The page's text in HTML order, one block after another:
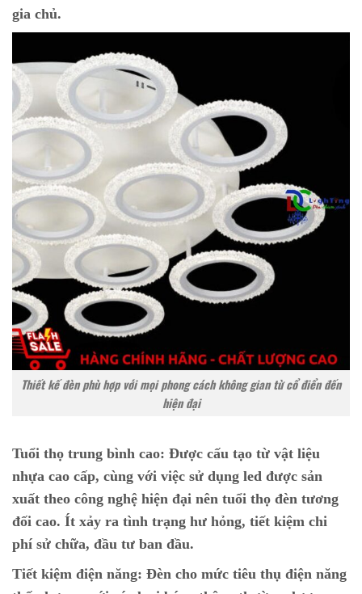
gia chủ.
Thiết kế đèn phù hợp với mọi phong cách không gian từ cổ điển đến
hiện đại
Tuổi thọ trung bình cao: Được cấu tạo từ vật liệu
nhựa cao cấp, cùng với việc sử dụng led được sản
xuất theo công nghệ hiện đại nên tuổi thọ đèn tương
đối cao. Ít xảy ra tình trạng hư hỏng, tiết kiệm chi
phí sử chữa, đầu tư ban đầu.
Tiết kiệm điện năng: Đèn cho mức tiêu thụ điện năng